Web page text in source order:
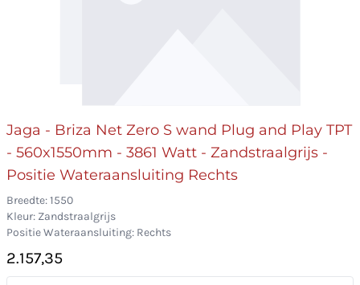
Jaga - Briza Net Zero S wand Plug and Play TPT
- 560x1550mm - 3861 Watt - Zandstraalgrijs -
Positie Wateraansluiting Rechts
Breedte: 1550
Kleur: Zandstraalgrijs
Positie Wateraansluiting: Rechts
2.157,35